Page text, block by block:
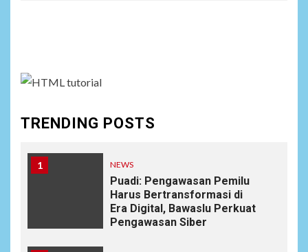
TRENDING POSTS
1 NEWS
Puadi: Pengawasan Pemilu
Harus Bertransformasi di
Era Digital, Bawaslu Perkuat
Pengawasan Siber